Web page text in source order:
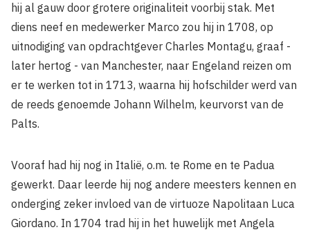
hij al gauw door grotere originaliteit voorbij stak. Met
diens neef en medewerker Marco zou hij in 1708, op
uitnodiging van opdrachtgever Charles Montagu, graaf -
later hertog - van Manchester, naar Engeland reizen om
er te werken tot in 1713, waarna hij hofschilder werd van
de reeds genoemde Johann Wilhelm, keurvorst van de
Palts.
Vooraf had hij nog in Italië, o.m. te Rome en te Padua
gewerkt. Daar leerde hij nog andere meesters kennen en
onderging zeker invloed van de virtuoze Napolitaan Luca
Giordano. In 1704 trad hij in het huwelijk met Angela